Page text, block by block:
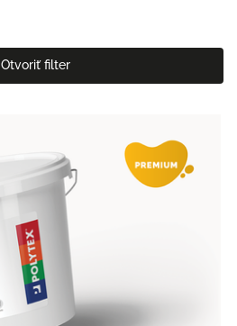
Otvoriť filter